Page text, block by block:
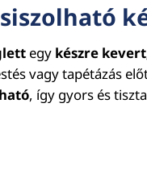
egy készre
vagy tapétázás
, így gyors és